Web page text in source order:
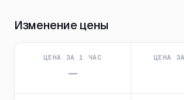
Изменение цены
ЦЕНА ЗА 1 ЧАС
—
ЦЕНА